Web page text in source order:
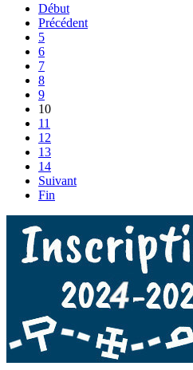
Début
Précédent
5
6
7
8
9
10
11
12
13
14
Suivant
Fin